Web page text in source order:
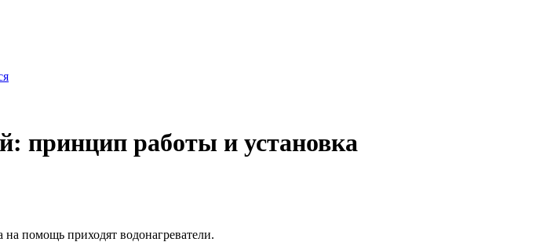
принцип работы и установка
на помощь приходят водонагреватели.